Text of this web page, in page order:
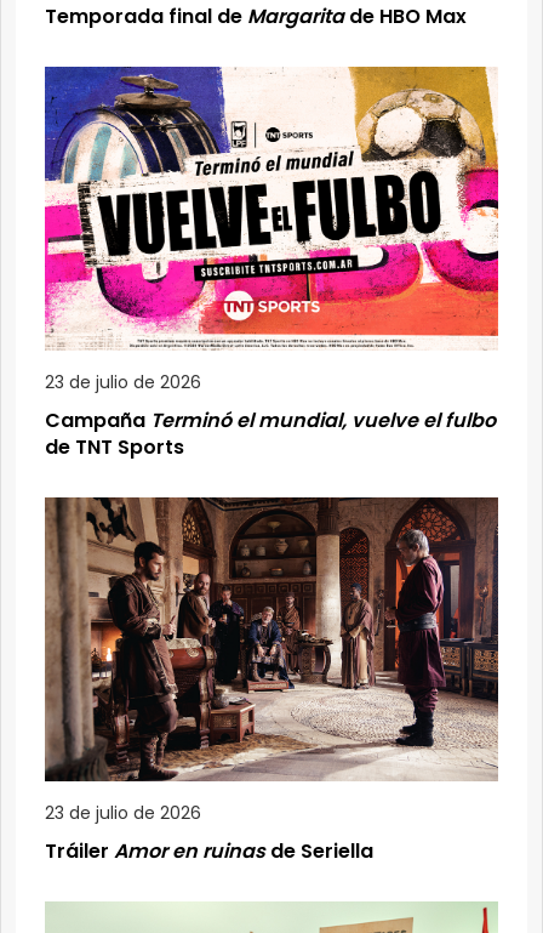
Temporada final de Margaritade HBO Max
23 de julio de 2026
Campaña Terminó el mundial, vuelve el fulbo
de TNT Sports
23 de julio de 2026
Tráiler Amor en ruinasde Seriella